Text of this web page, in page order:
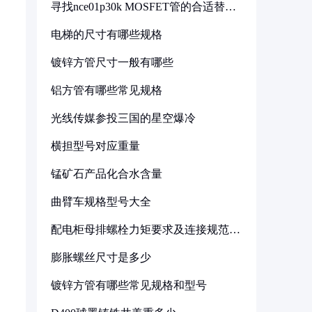
寻找nce01p30k MOSFET管的合适替代
电梯的尺寸有哪些规格
镀锌方管尺寸一般有哪些
铝方管有哪些常见规格
光线传媒参投三国的星空爆冷
横担型号对应重量
锰矿石产品化合水含量
曲臂车规格型号大全
配电柜母排螺栓力矩要求及连接规范详
膨胀螺丝尺寸是多少
镀锌方管有哪些常见规格和型号